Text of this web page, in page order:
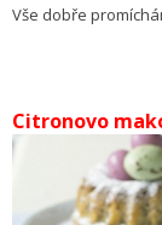
Vše dobře
Citronovo